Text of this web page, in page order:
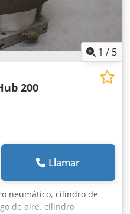
1 / 5
200
Llamar
neumático, cilindro de
de aire, cilindro